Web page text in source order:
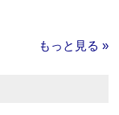
もっと見る »